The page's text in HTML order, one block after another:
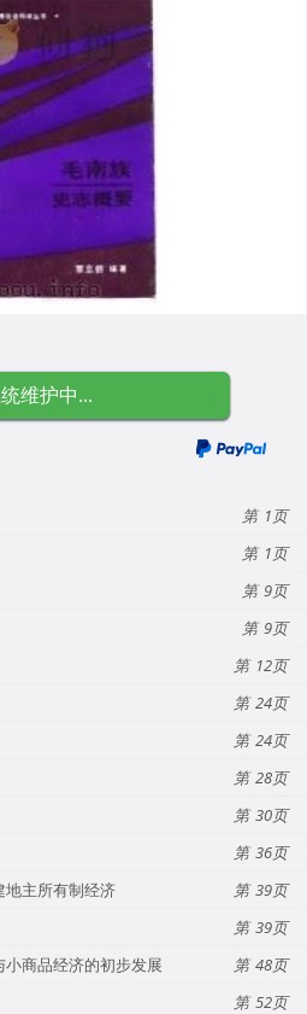
维护中...
1
1
9
9
12
24
24
28
30
36
地主所有制经济
39
39
小商品经济的初步发展
48
52